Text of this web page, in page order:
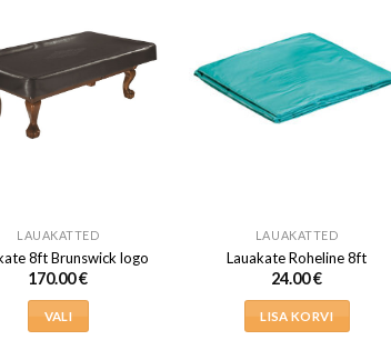
LAUAKATTED
8ft Brunswick logo
170.00€
VALI
LAUAKATTED
Lauakate Roheline 8ft
24.00€
LISA KORVI